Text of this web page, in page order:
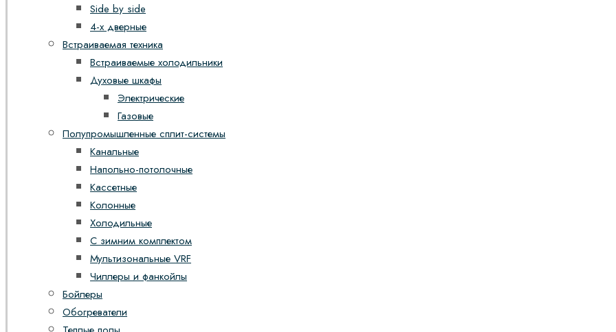
Side by side
4-х дверные
Встраиваемая техника
Встраиваемые холодильники
Духовые шкафы
Электрические
Газовые
Полупромышленные сплит-системы
Канальные
Напольно-потолочные
Кассетные
Колонные
Холодильные
С зимним комплектом
Мультизональные VRF
Чиллеры и фанкойлы
Бойлеры
Обогреватели